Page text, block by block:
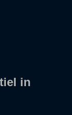
in